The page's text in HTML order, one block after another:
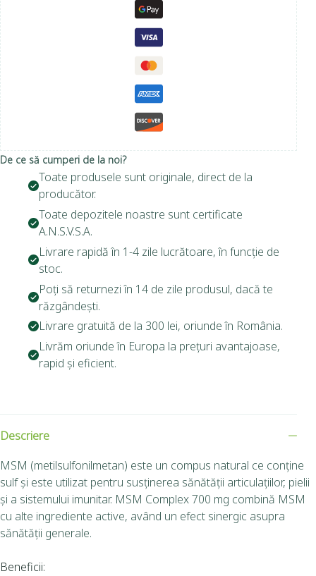
De ce să cumperi de la noi?
Toate produsele sunt originale, direct de la
producător.
Toate depozitele noastre sunt certificate
A.N.S.V.S.A.
Livrare rapidă în 1-4 zile lucrătoare, în funcție de
stoc.
Poți să returnezi în 14 de zile produsul, dacă te
răzgândești.
Livrare gratuită de la 300 lei, oriunde în România.
Livrăm oriunde în Europa la prețuri avantajoase,
rapid și eficient.
Descriere
MSM (metilsulfonilmetan) este un compus natural ce conține
sulf și este utilizat pentru susținerea sănătății articulațiilor, pielii
și a sistemului imunitar. MSM Complex 700 mg combină MSM
cu alte ingrediente active, având un efect sinergic asupra
sănătății generale.
Beneficii: